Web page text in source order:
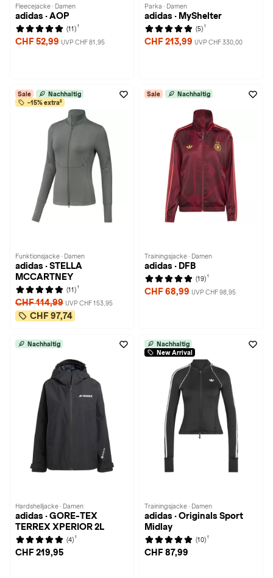
Fleecejacke · Damen
adidas · AOP
(11) 1
CHF 52,99 UVP CHF 81,95
Parka · Damen
adidas · MyShelter
(5) 1
CHF 213,99 UVP CHF 330,00
Sale
Nachhaltig
-15% extra²
Funktionsjacke · Damen
adidas · STELLA
MCCARTNEY
(11) 1
CHF 114,99 UVP CHF 153,95
CHF 97,74
Sale Nachhaltig
Trainingsjacke · Damen
adidas · DFB
(19) 1
CHF 68,99 UVP CHF 98,95
Nachhaltig
Hardshelljacke · Damen
adidas · GORE-TEX
TERREX XPERIOR 2L
(4) 1
CHF 219,95
Nachhaltig
New Arrival
Trainingsjacke · Damen
adidas · Originals Sport
Midlay
(10) 1
CHF 87,99